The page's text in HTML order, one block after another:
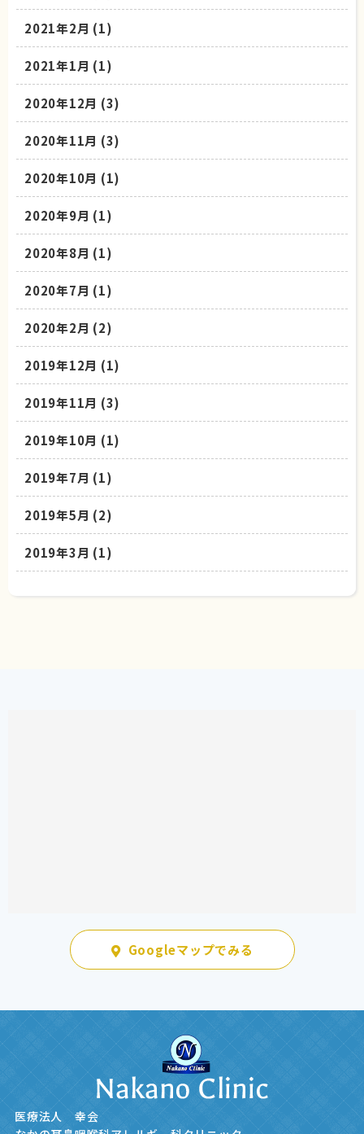
2021年2月 (1)
2021年1月 (1)
2020年12月 (3)
2020年11月 (3)
2020年10月 (1)
2020年9月 (1)
2020年8月 (1)
2020年7月 (1)
2020年2月 (2)
2019年12月 (1)
2019年11月 (3)
2019年10月 (1)
2019年7月 (1)
2019年5月 (2)
2019年3月 (1)
Googleマップでみる
医療法人 幸会